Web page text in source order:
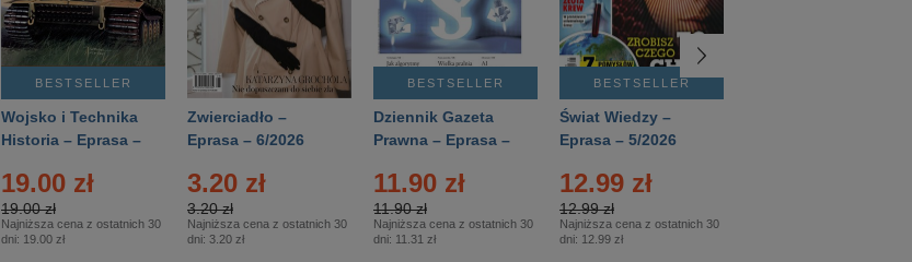
BESTSELLER
Wojsko i Technika
Historia – Eprasa –
19.00 zł
19.00 zł
Najniższa cena z ostatnich 30
dni: 19.00 zł
Zwierciadło –
Eprasa – 6/2026
3.20 zł
3.20 zł
Najniższa cena z ostatnich 30
dni: 3.20 zł
BESTSELLER
Dziennik Gazeta
Prawna – Eprasa –
11.90 zł
11.90 zł
Najniższa cena z ostatnich 30
dni: 11.31 zł
BESTSELLER
Świat Wiedzy –
Eprasa – 5/2026
12.99 zł
12.99 zł
Najniższa cena z ostatnich 30
dni: 12.99 zł